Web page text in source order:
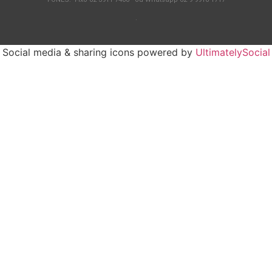
.
Social media & sharing icons powered by UltimatelySocial